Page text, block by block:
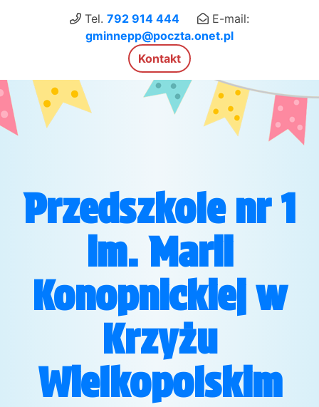
Tel. 792 914 444
E-mail:
gminnepp@poczta.onet.pl
Kontakt
Przedszkole nr 1
im. Marii
Konopnickiej w
Krzyżu
Wielkopolskim